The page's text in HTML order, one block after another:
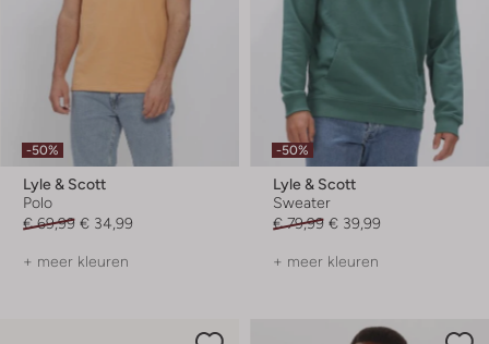
-50%
Lyle & Scott
Polo
€ 69,99 € 34,99
+ meer kleuren
-50%
Lyle & Scott
Sweater
€ 79,99 € 39,99
+ meer kleuren